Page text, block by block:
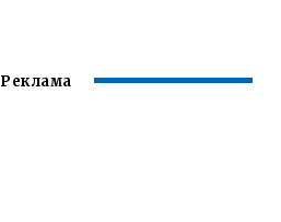
Реклама